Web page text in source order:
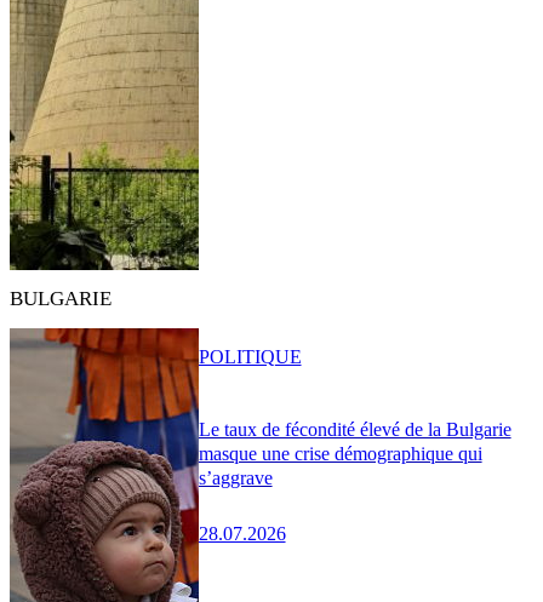
BULGARIE
Le taux de fécondité élevé de la Bulgarie
masque une crise démographique qui
s’aggrave
28.07.2026
POLITIQUE